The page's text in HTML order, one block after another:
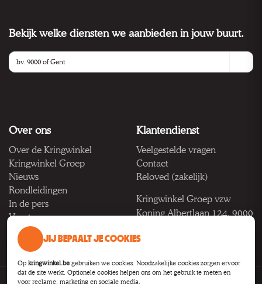
Bekijk welke diensten we aanbieden in jouw buurt.
Over ons
Over de Kringwinkel
Kringwinkel Groep
Nieuws
Rondleidingen
In de pers
Vacatures
Klantendienst
Veelgestelde vragen
Contact
Reloved (zakelijk)
Kringwinkel Groep vzw
Koning Albertlaan 124, 9000
BTW BE 1033.922.208
JIJ BEPAALT JE COOKIES
Op kringwinkel.be gebruiken we cookies. Noodzakelijke cookies zorgen ervoor
dat de site werkt. Optionele cookies helpen ons om het gebruik te meten en
voor reclame, marketing en sociale media.